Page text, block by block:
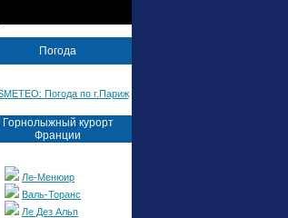
Погода
Горнолыжный курорт
Франции
Ле-Менюир
Валь­-Торанс
Ле Дез Альп